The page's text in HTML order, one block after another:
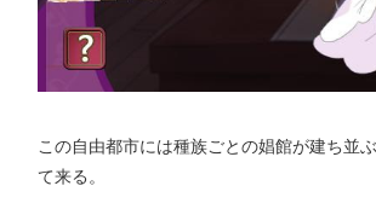
この自由都市には種族ごとの娼館が建ち並
て来る。